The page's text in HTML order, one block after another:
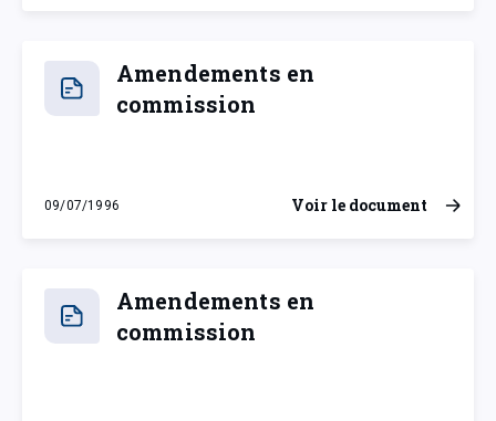
Amendements en
commission
09/07/1996
mardi 9 juillet 1996
Voir le document
Amendements en
commission